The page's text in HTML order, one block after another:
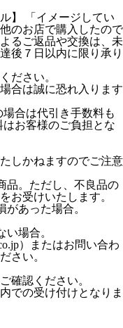
】 「イメージしてい
のお店で購入したので
るご返品や交換は、未
後７日以内に限り承り
ださい。
合は誠に恐れ入ります
合は代引き手数料も
お客様のご負担とな
しかねますのでご注意
品。ただし、不良品の
お受けいたします。
あった場合。
場合。
）またはお問い合わ
さい。
確認ください。
内での受け付けとなりま